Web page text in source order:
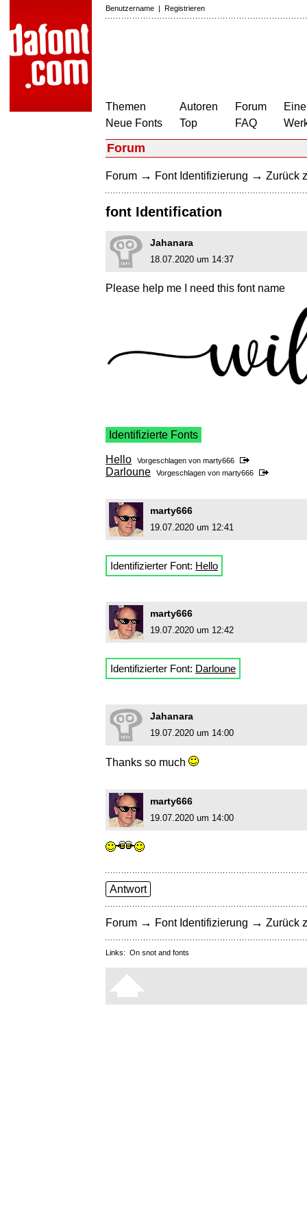
Benutzername | Registrieren
Themen
Neue Fonts
Autoren
Top
Forum
FAQ
Forum
Forum → Font Identifizierung → Zurück
font Identification
Jahanara
18.07.2020 um 14:37
Please help me I need this font name
Identifizierte Fonts
Hello Vorgeschlagen von marty666
Darloune Vorgeschlagen von marty666
marty666
19.07.2020 um 12:41
Identifizierter Font: Hello
marty666
19.07.2020 um 12:42
Identifizierter Font: Darloune
Jahanara
19.07.2020 um 14:00
Thanks so much
marty666
19.07.2020 um 14:00
Antwort
Forum → Font Identifizierung → Zurück
Links: On snot and fonts